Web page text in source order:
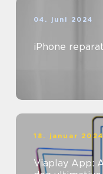
04. juni 2024
iPhone
18. januar 2024
Viaplay App: